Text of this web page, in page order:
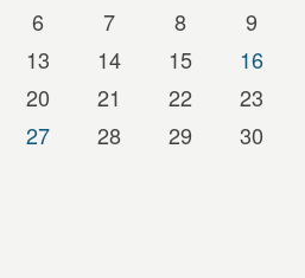
6 7 8
9
13 14 15
16
20 21 22
23
27 28 29 30